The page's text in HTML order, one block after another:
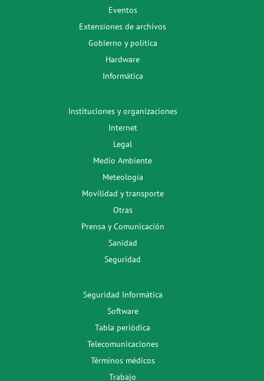
Eventos
Extensiones de archivos
Gobierno y política
Hardware
Informática
Instituciones y organizaciones
Internet
Legal
Medio Ambiente
Meteología
Movilidad y transporte
Otras
Prensa y Comunicación
Sanidad
Seguridad
Seguridad Informática
Software
Tabla periódica
Telecomunicaciones
Términos médicos
Trabajo